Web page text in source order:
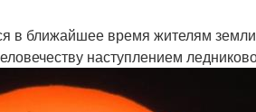
ближайшее время жителям земли
наступлением